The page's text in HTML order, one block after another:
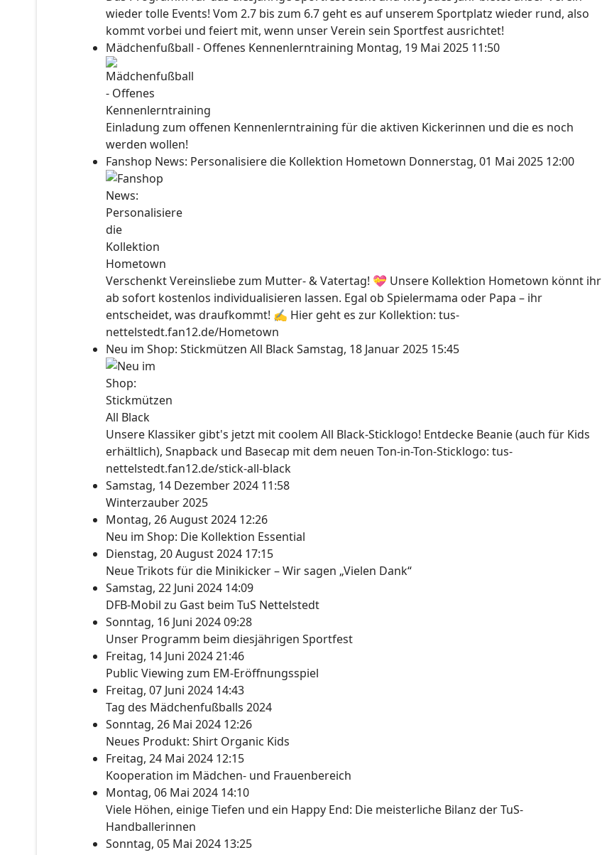
wieder tolle Events! Vom 2.7 bis zum 6.7 geht es auf unserem Sportplatz wieder rund, also
kommt vorbei und feiert mit, wenn unser Verein sein Sportfest ausrichtet!
Mädchenfußball - Offenes Kennenlerntraining Montag, 19 Mai 2025 11:50
Einladung zum offenen Kennenlerntraining für die aktiven Kickerinnen und die es noch
werden wollen!
Fanshop News: Personalisiere die Kollektion Hometown Donnerstag, 01 Mai 2025 12:00
Verschenkt Vereinsliebe zum Mutter- & Vatertag! 💝 Unsere Kollektion Hometown könnt ihr
ab sofort kostenlos individualisieren lassen. Egal ob Spielermama oder Papa – ihr
entscheidet, was draufkommt! ✍ Hier geht es zur Kollektion: tus-
nettelstedt.fan12.de/Hometown
Neu im Shop: Stickmützen All BlackSamstag, 18 Januar 2025 15:45
Unsere Klassiker gibt's jetzt mit coolem All Black-Sticklogo! Entdecke Beanie (auch für Kids
erhältlich), Snapback und Basecap mit dem neuen Ton-in-Ton-Sticklogo: tus-
nettelstedt.fan12.de/stick-all-black
Samstag, 14 Dezember 2024 11:58
Winterzauber 2025
Montag, 26 August 2024 12:26
Neu im Shop: Die Kollektion Essential
Dienstag, 20 August 2024 17:15
Neue Trikots für die Minikicker – Wir sagen „Vielen Dank“
Samstag, 22 Juni 2024 14:09
DFB-Mobil zu Gast beim TuS Nettelstedt
Sonntag, 16 Juni 2024 09:28
Unser Programm beim diesjährigen Sportfest
Freitag, 14 Juni 2024 21:46
Public Viewing zum EM-Eröffnungsspiel
Freitag, 07 Juni 2024 14:43
Tag des Mädchenfußballs 2024
Sonntag, 26 Mai 2024 12:26
Neues Produkt: Shirt Organic Kids
Freitag, 24 Mai 2024 12:15
Kooperation im Mädchen- und Frauenbereich
Montag, 06 Mai 2024 14:10
Viele Höhen, einige Tiefen und ein Happy End: Die meisterliche Bilanz der TuS-
Handballerinnen
Sonntag, 05 Mai 2024 13:25